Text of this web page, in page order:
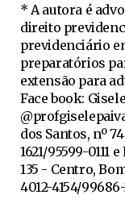
* A autora é
direito
previdenciário
preparatórios
extensão para
Face book:
dos Santos, nº
1621/95599-0111
135 - Centro,
4012-4154/